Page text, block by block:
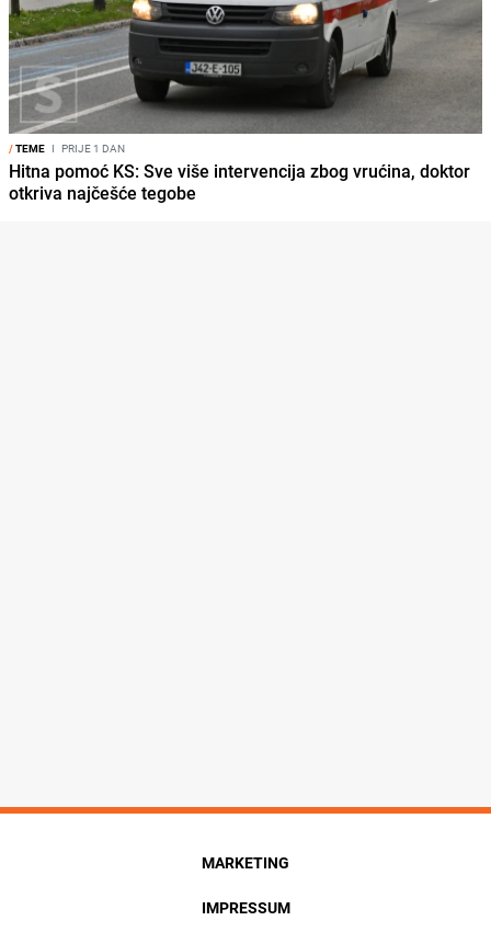
/TEME I PRIJE 1 DAN
Hitna pomoć KS: Sve više intervencija zbog vrućina, doktor
otkriva najčešće tegobe
MARKETING
IMPRESSUM